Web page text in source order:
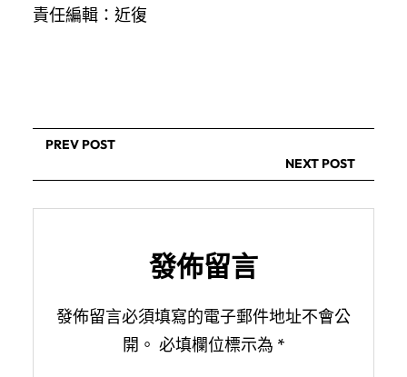
責任編輯：近復
PREV POST
NEXT POST
發佈留言
發佈留言必須填寫的電子郵件地址不會公
開。 必填欄位標示為 *